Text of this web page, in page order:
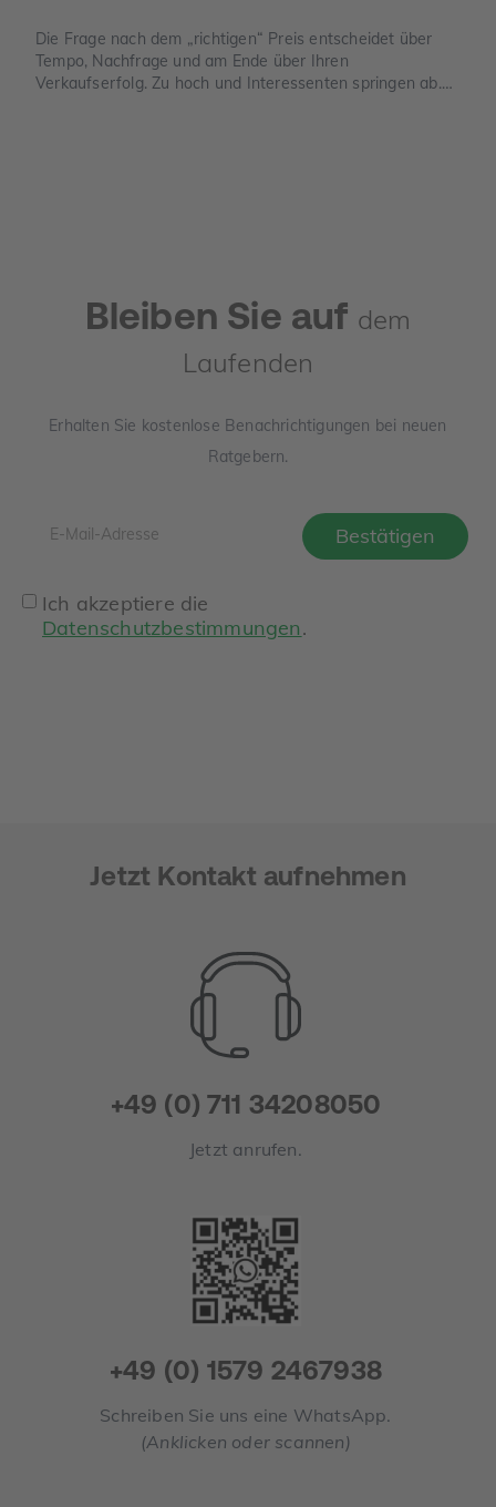
Die Frage nach dem „richtigen“ Preis entscheidet über
Tempo, Nachfrage und am Ende über Ihren
Verkaufserfolg. Zu hoch und Interessenten springen ab.
Bleiben Sie auf dem
Laufenden
Erhalten Sie kostenlose Benachrichtigungen bei neuen
Ratgebern.
Ich akzeptiere die
Datenschutzbestimmungen.
Jetzt Kontakt aufnehmen
+49 (0) 711 34208050
Jetzt anrufen.
+49 (0) 1579 2467938
Schreiben Sie uns eine WhatsApp.
(Anklicken oder scannen)